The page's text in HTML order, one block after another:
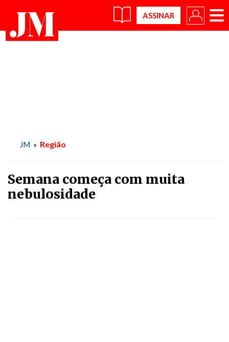
×
JM » Região
Semana começa com muita
nebulosidade